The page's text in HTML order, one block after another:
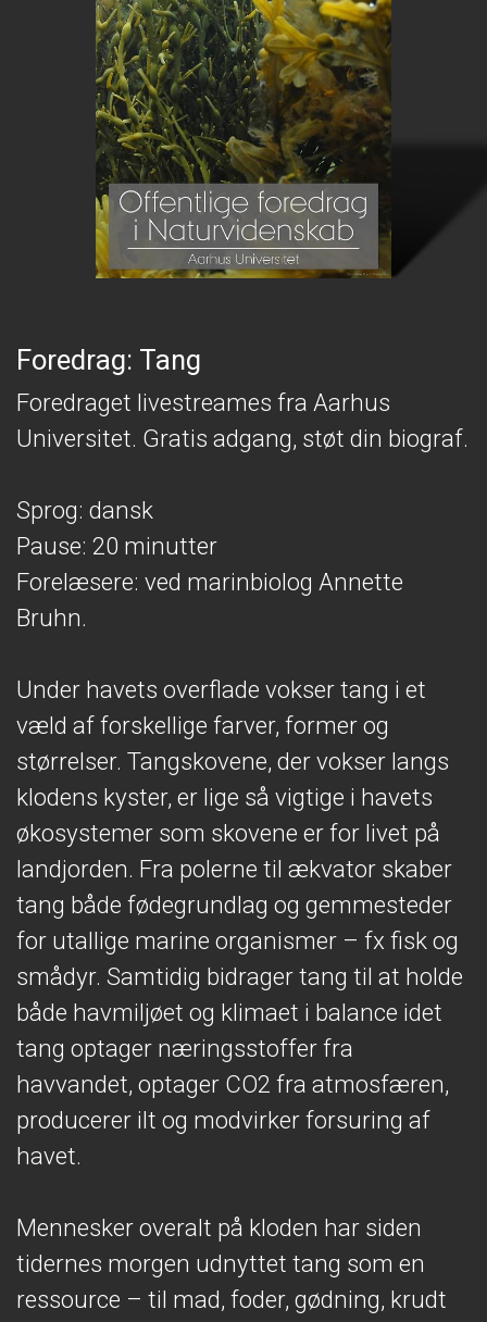
Foredrag: Tang
Foredraget livestreames fra Aarhus
Universitet. Gratis adgang, støt din biograf.
Sprog: dansk
Pause: 20 minutter
Forelæsere: ved marinbiolog Annette
Bruhn.
Under havets overflade vokser tang i et
væld af forskellige farver, former og
størrelser. Tangskovene, der vokser langs
klodens kyster, er lige så vigtige i havets
økosystemer som skovene er for livet på
landjorden. Fra polerne til ækvator skaber
tang både fødegrundlag og gemmesteder
for utallige marine organismer – fx fisk og
smådyr. Samtidig bidrager tang til at holde
både havmiljøet og klimaet i balance idet
tang optager næringsstoffer fra
havvandet, optager CO2 fra atmosfæren,
producerer ilt og modvirker forsuring af
havet.
Mennesker overalt på kloden har siden
tidernes morgen udnyttet tang som en
ressource – til mad, foder, gødning, krudt